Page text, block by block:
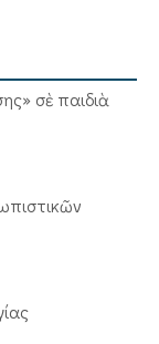
σὲ παιδιὰ